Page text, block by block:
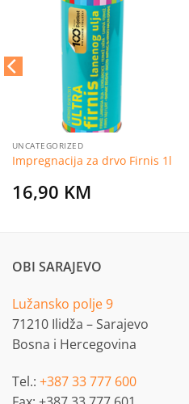
UNCATEGORIZED
Impregnacija za drvo Firnis 1l
16,90 KM
OBI SARAJEVO
Lužansko polje 9
71210 Ilidža – Sarajevo
Bosna i Hercegovina
Tel.: +387 33 777 600